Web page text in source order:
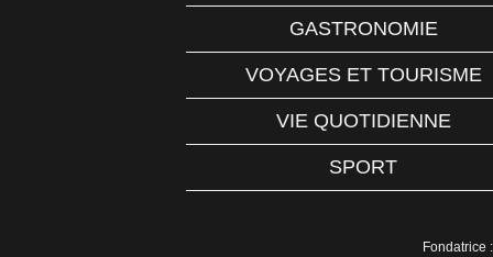
GASTRONOMIE
VOYAGES ET TOURISME
VIE QUOTIDIENNE
SPORT
Fondatrice